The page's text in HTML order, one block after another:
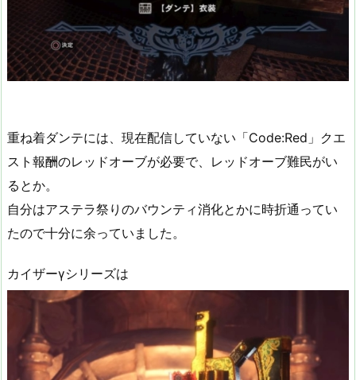
重ね着ダンテには、現在配信していない「Code:Red」クエ
スト報酬のレッドオーブが必要で、レッドオーブ難民がい
るとか。
自分はアステラ祭りのバウンティ消化とかに時折通ってい
たので十分に余っていました。
カイザーγシリーズは